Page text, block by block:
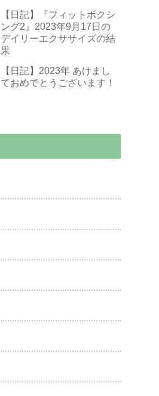
【日記】『フィットボクシ
ング2』2023年9月17日の
デイリーエクササイズの結
果
【日記】2023年 あけまし
ておめでとうございます！